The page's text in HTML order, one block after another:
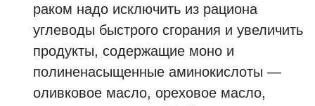
раком надо исключить из рациона
углеводы быстрого сгорания и увеличить
продукты, содержащие моно и
полиненасыщенные аминокислоты —
оливковое масло, ореховое масло,